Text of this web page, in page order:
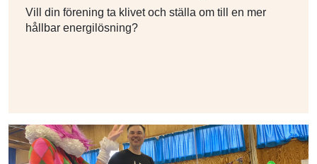
Vill din förening ta klivet och ställa om till en mer
hållbar energilösning?